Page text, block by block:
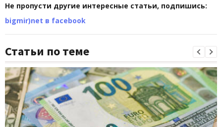
Не пропусти другие интересные статьи, подпишись:
bigmir)net в facebook
Статьи по теме